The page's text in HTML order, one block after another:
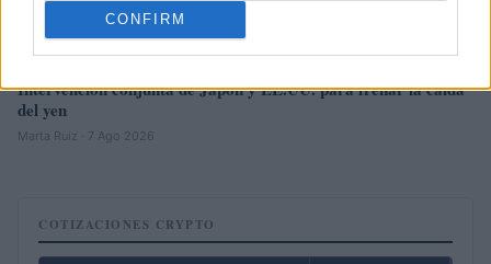
CONFIRM
Intervención conjunta de Japón y EE.UU. para frenar la caída
del yen
Marta Ruiz · 7 Ago 2026
COTIZACIONES CRYPTO